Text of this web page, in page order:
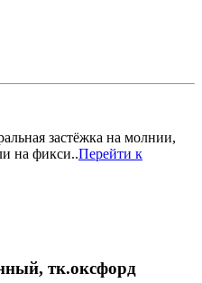
застёжка на молнии,
на фикси..Перейти к
тк.оксфорд